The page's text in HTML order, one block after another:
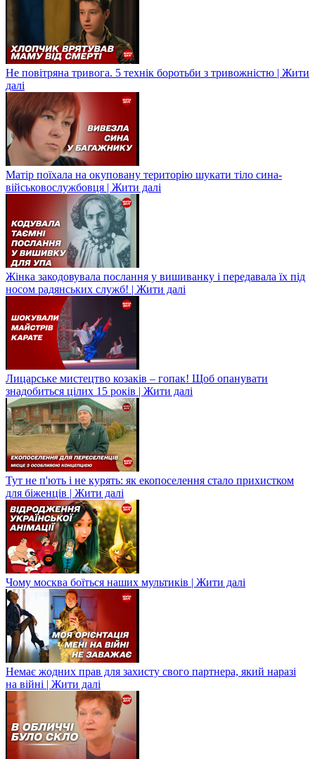
Не повітряна тривога. 5 технік боротьби з тривожністю | Жити
далі
Матір поїхала на окуповану територію шукати тіло сина-
військовослужбовця | Жити далі
Жінка закодовувала послання у вишиванку і передавала їх під
носом радянських служб! | Жити далі
Лицарське мистецтво козаків – гопак! Щоб опанувати
знадобиться цілих 15 років | Жити далі
Тут не п'ють і не курять: як екопоселення стало прихистком
для біженців | Жити далі
Чому москва боїться наших мультиків | Жити далі
Немає жодних прав для захисту свого партнера, який наразі
на війні | Жити далі